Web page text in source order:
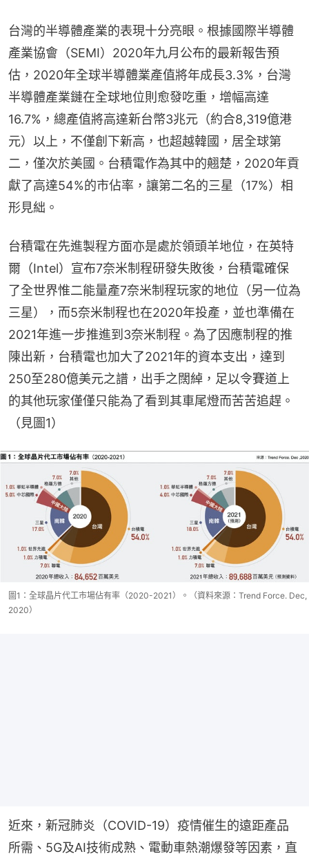
台灣的半導體產業的表現十分亮眼。根據國際半導體
產業協會（SEMI）2020年九月公布的最新報吿預
估，2020年全球半導體業產值將年成長3.3%，台灣
半導體產業鏈在全球地位則愈發吃重，增幅高達
16.7%，總產值將高達新台幣3兆元（約合8,319億港
元）以上，不僅創下新高，也超越韓國，居全球第
二，僅次於美國。台積電作為其中的翹楚，2020年貢
獻了高達54%的市佔率，讓第二名的三星（17%）相
形見絀。
台積電在先進製程方面亦是處於領頭羊地位，在英特
爾（Intel）宣布7奈米制程研發失敗後，台積電確保
了全世界惟二能量產7奈米制程玩家的地位（另一位為
三星），而5奈米制程也在2020年投產，並也準備在
2021年進一步推進到3奈米制程。為了因應制程的推
陳出新，台積電也加大了2021年的資本支出，達到
250至280億美元之譜，出手之闊綽，足以令賽道上
的其他玩家僅僅只能為了看到其車尾燈而苦苦追趕。
（見圖1）
圖1：全球晶片代工市場佔有率（2020-2021）。（資料來源：Trend Force. Dec,
2020）
近來，新冠肺炎（COVID-19）疫情催生的遠距產品
所需、5G及AI技術成熟、電動車熱潮爆發等因素，直